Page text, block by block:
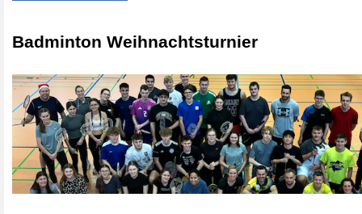
Badminton Weihnachtsturnier